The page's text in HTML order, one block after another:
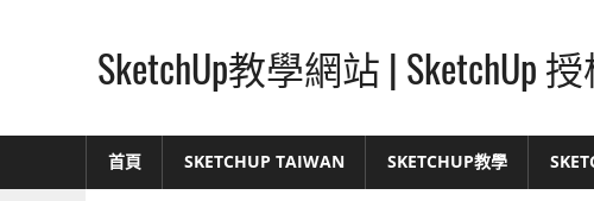
SketchUp教學網站 | SketchUp
最
首頁 SKETCHUP TAIWAN SKETCHUP教學